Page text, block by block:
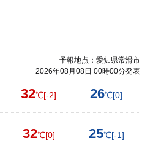
予報地点：愛知県常滑市
2026年08月08日 00時00分発表
32℃[-2] 26℃[0]
32℃[0] 25℃[-1]